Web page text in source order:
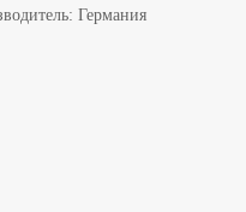
Германия